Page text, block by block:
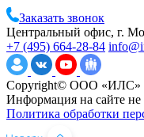
Заказать звонок
Центральный офис, г.
+7 (495) 664-28-84
Copyright© ООО «ИЛС»
Информация на сайте не
Политика обработки